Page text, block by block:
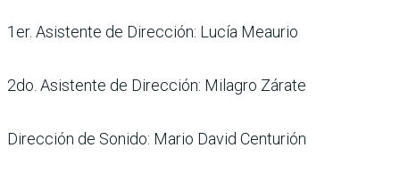
1er. Asistente de Dirección: Lucía Meaurio
2do. Asistente de Dirección: Milagro Zárate
Dirección de Sonido: Mario David Centurión